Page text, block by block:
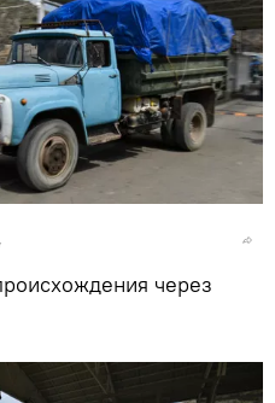
через